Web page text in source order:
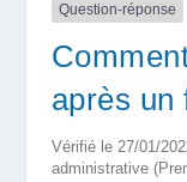
Question-réponse
après un
Vérifié le 27/01/
administrative